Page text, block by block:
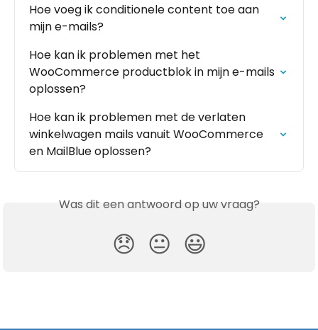
Hoe voeg ik conditionele content toe aan
mijn e-mails?
Hoe kan ik problemen met het
WooCommerce productblok in mijn e-mails
oplossen?
Hoe kan ik problemen met de verlaten
winkelwagen mails vanuit WooCommerce
en MailBlue oplossen?
Was dit een antwoord op uw vraag?
😞 😐 😃